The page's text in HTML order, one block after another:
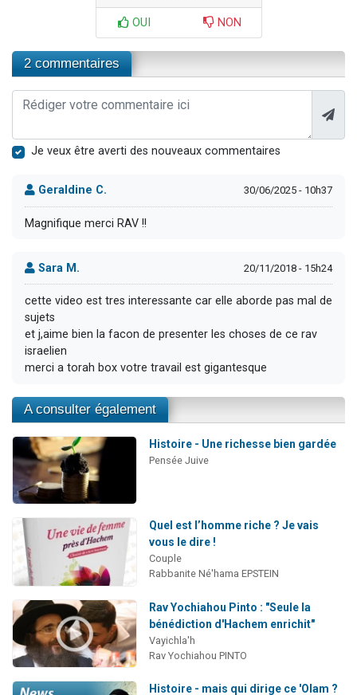
OUI NON
2 commentaires
Je veux être averti des nouveaux commentaires
Geraldine C. 30/06/2025 - 10h37
Magnifique merci RAV !!
Sara M. 20/11/2018 - 15h24
cette video est tres interessante car elle aborde pas mal de
sujets
et j,aime bien la facon de presenter les choses de ce rav
israelien
merci a torah box votre travail est gigantesque
A consulter également
Histoire - Une richesse bien gardée
Pensée Juive
Quel est l’homme riche ? Je vais
vous le dire !
Couple
Rabbanite Né'hama EPSTEIN
Rav Yochiahou Pinto : "Seule la
bénédiction d'Hachem enrichit"
Vayichla'h
Rav Yochiahou PINTO
Histoire - mais qui dirige ce 'Olam ?